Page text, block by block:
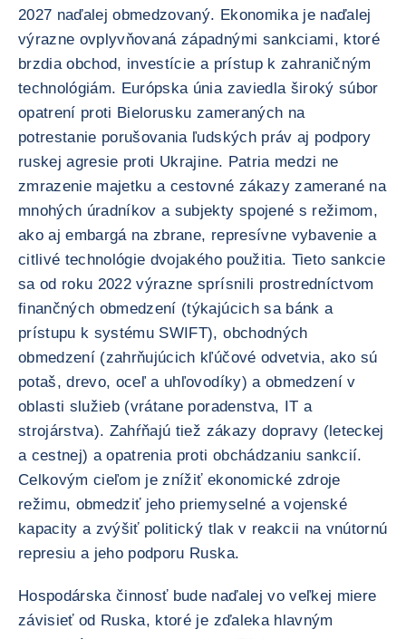
2027 naďalej obmedzovaný. Ekonomika je naďalej
výrazne ovplyvňovaná západnými sankciami, ktoré
brzdia obchod, investície a prístup k zahraničným
technológiám. Európska únia zaviedla široký súbor
opatrení proti Bielorusku zameraných na
potrestanie porušovania ľudských práv aj podpory
ruskej agresie proti Ukrajine. Patria medzi ne
zmrazenie majetku a cestovné zákazy zamerané na
mnohých úradníkov a subjekty spojené s režimom,
ako aj embargá na zbrane, represívne vybavenie a
citlivé technológie dvojakého použitia. Tieto sankcie
sa od roku 2022 výrazne sprísnili prostredníctvom
finančných obmedzení (týkajúcich sa bánk a
prístupu k systému SWIFT), obchodných
obmedzení (zahrňujúcich kľúčové odvetvia, ako sú
potaš, drevo, oceľ a uhľovodíky) a obmedzení v
oblasti služieb (vrátane poradenstva, IT a
strojárstva). Zahŕňajú tiež zákazy dopravy (leteckej
a cestnej) a opatrenia proti obchádzaniu sankcií.
Celkovým cieľom je znížiť ekonomické zdroje
režimu, obmedziť jeho priemyselné a vojenské
kapacity a zvýšiť politický tlak v reakcii na vnútornú
represiu a jeho podporu Ruska.
Hospodárska činnosť bude naďalej vo veľkej miere
závisieť od Ruska, ktoré je zďaleka hlavným